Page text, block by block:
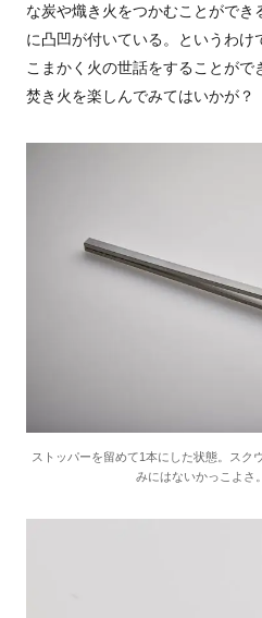
な炭や熾き火をつかむことができ
に凸凹が付いている。というわけ
こまかく火の世話をすることが
焚き火を楽しんでみてはいかが？
ストッパーを留めて1本にした状態。スク
みにはないかっこよさ